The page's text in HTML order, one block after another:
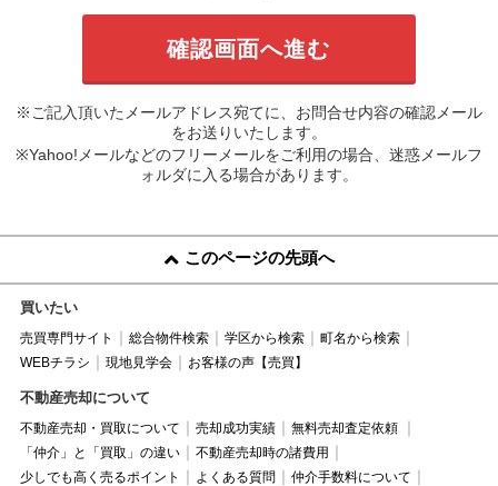
※ご記入頂いたメールアドレス宛てに、お問合せ内容の確認メール
をお送りいたします。
※Yahoo!メールなどのフリーメールをご利用の場合、迷惑メールフ
ォルダに入る場合があります。
このページの先頭へ
買いたい
売買専門サイト 総合物件検索 学区から検索
町名から検索
WEBチラシ
現地見学会 お客様の声【売買】
不動産売却について
不動産売却・買取について 売却成功実績
無料売却査定依頼
「仲介」と「買取」の違い
不動産売却時の諸費用
少しでも高く売るポイント
よくある質問
仲介手数料について